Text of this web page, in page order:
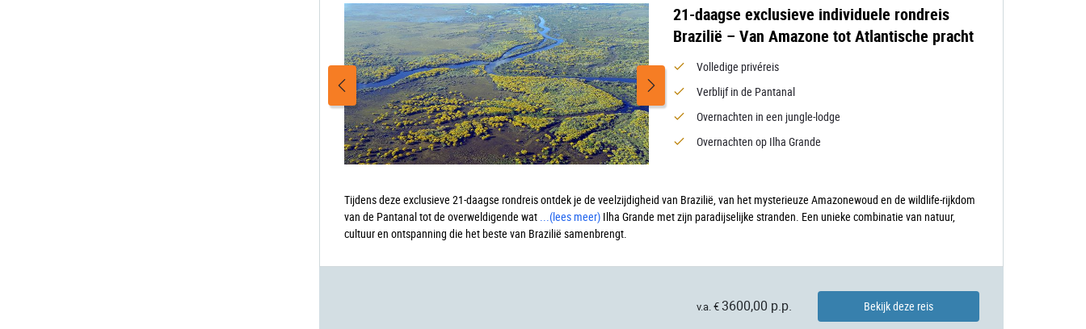
21-daagse exclusieve individuele rondreis
Brazilië – Van Amazone tot Atlantische pracht
Volledige privéreis
Verblijf in de Pantanal
Overnachten in een jungle-lodge
Overnachten op Ilha Grande
Tijdens deze exclusieve 21-daagse rondreis ontdek je de veelzijdigheid van Brazilië, van het mysterieuze Amazonewoud en de wildlife-rijkdom
van de Pantanal tot de overweldigende wat ...(lees meer) Ilha Grande met zijn paradijselijke stranden. Een unieke combinatie van natuur,
cultuur en ontspanning die het beste van Brazilië samenbrengt.
v.a. € 3600,00 p.p. Bekijk deze reis